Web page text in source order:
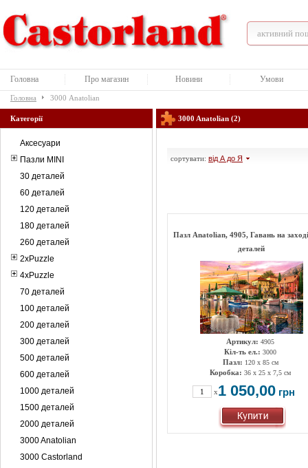
Головна Про магазин Новини Умови
Головна 3000 Anatolian
Категорії
Аксесуари
Пазли MINI
30 деталей
60 деталей
120 деталей
180 деталей
260 деталей
2xPuzzle
4xPuzzle
70 деталей
100 деталей
200 деталей
300 деталей
500 деталей
600 деталей
1000 деталей
1500 деталей
2000 деталей
3000 Anatolian
3000 Castorland
3000 Anatolian (2)
сортувати: від А до Я
Пазл Anatolian, 4905, Гавань на
деталей
Артикул: 4905
Кіл-ть ел.: 3000
Пазл: 120 х 85 см
Коробка: 36 х 25 х 7,5 см
x1 050,00 грн